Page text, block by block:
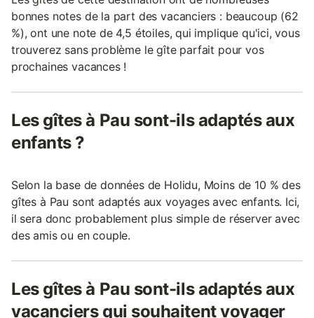
bonnes notes de la part des vacanciers : beaucoup (62
%), ont une note de 4,5 étoiles, qui implique qu'ici, vous
trouverez sans problème le gîte parfait pour vos
prochaines vacances !
Les gîtes à Pau sont-ils adaptés aux
enfants ?
Selon la base de données de Holidu, Moins de 10 % des
gîtes à Pau sont adaptés aux voyages avec enfants. Ici,
il sera donc probablement plus simple de réserver avec
des amis ou en couple.
Les gîtes à Pau sont-ils adaptés aux
vacanciers qui souhaitent voyager